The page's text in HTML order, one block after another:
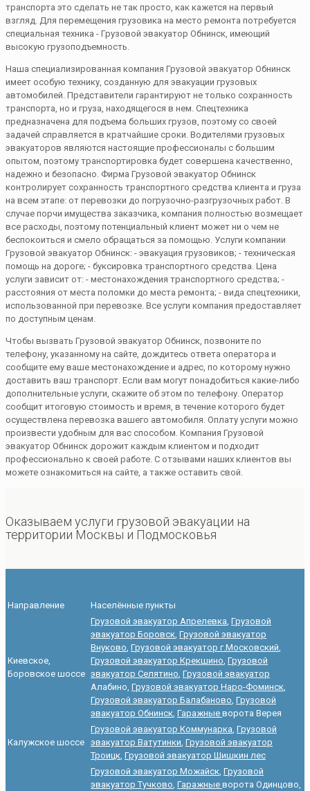
транспорта это сделать не так просто, как кажется на первый
взгляд. Для перемещения грузовика на место ремонта потребуется
специальная техника - Грузовой эвакуатор Обнинск, имеющий
высокую грузоподъемность.
Наша специализированная компания Грузовой эвакуатор Обнинск
имеет особую технику, созданную для эвакуации грузовых
автомобилей. Представители гарантируют не только сохранность
транспорта, но и груза, находящегося в нем. Спецтехника
предназначена для подъема больших грузов, поэтому со своей
задачей справляется в кратчайшие сроки. Водителями грузовых
эвакуаторов являются настоящие профессионалы с большим
опытом, поэтому транспортировка будет совершена качественно,
надежно и безопасно. Фирма Грузовой эвакуатор Обнинск
контролирует сохранность транспортного средства клиента и груза
на всем этапе: от перевозки до погрузочно-разгрузочных работ. В
случае порчи имущества заказчика, компания полностью возмещает
все расходы, поэтому потенциальный клиент может ни о чем не
беспокоиться и смело обращаться за помощью. Услуги компании
Грузовой эвакуатор Обнинск: - эвакуация грузовиков; - техническая
помощь на дороге; - буксировка транспортного средства. Цена
услуги зависит от: - местонахождения транспортного средства; -
расстояния от места поломки до места ремонта; - вида спецтехники,
использованной при перевозке. Все услуги компания предоставляет
по доступным ценам.
Чтобы вызвать Грузовой эвакуатор Обнинск, позвоните по
телефону, указанному на сайте, дождитесь ответа оператора и
сообщите ему ваше местонахождение и адрес, по которому нужно
доставить ваш транспорт. Если вам могут понадобиться какие-либо
дополнительные услуги, скажите об этом по телефону. Оператор
сообщит итоговую стоимость и время, в течение которого будет
осуществлена перевозка вашего автомобиля. Оплату услуги можно
произвести удобным для вас способом. Компания Грузовой
эвакуатор Обнинск дорожит каждым клиентом и подходит
профессионально к своей работе. С отзывами наших клиентов вы
можете ознакомиться на сайте, а также оставить свой.
Оказываем услуги грузовой эвакуации на
территории Москвы и Подмосковья
Направление Населённые пункты
Киевское,
Боровское шоссе
Грузовой эвакуатор Апрелевка, Грузовой
эвакуатор Боровск, Грузовой эвакуатор
Внуково, Грузовой эвакуатор г.Московский,
Грузовой эвакуатор Крекшино, Грузовой
эвакуатор Селятино, Грузовой эвакуатор
Алабино, Грузовой эвакуатор Наро-Фоминск,
Грузовой эвакуатор Балабаново, Грузовой
эвакуатор Обнинск, Гаражные ворота Верея
Калужское шоссе
Грузовой эвакуатор Коммунарка, Грузовой
эвакуатор Ватутинки, Грузовой эвакуатор
Троицк, Грузовой эвакуатор Шишкин лес
Грузовой эвакуатор Можайск, Грузовой
эвакуатор Тучково, Гаражные ворота Одинцово,